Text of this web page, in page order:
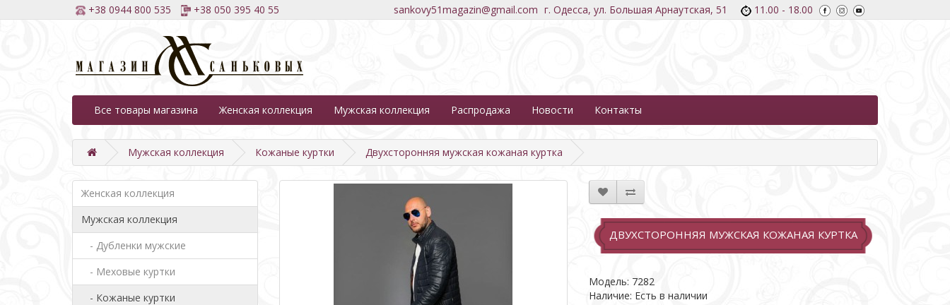
+38 0944 800 535 +38 050 395 40 55 sankovy51magazin@gmail.com г. Одесса, ул. Большая Арнаутская, 51 11.00 - 18.00
Все товары магазина Женская коллекция Мужская коллекция Распродажа Новости Контакты
Мужская коллекция Кожаные куртки Двухсторонняя мужская кожаная куртка
Женская коллекция
Мужская коллекция
- Дубленки мужские
- Меховые куртки
- Кожаные куртки
ДВУХСТОРОННЯЯ МУЖСКАЯ КОЖАНАЯ КУРТКА
Модель: 7282
Наличие: Есть в наличии